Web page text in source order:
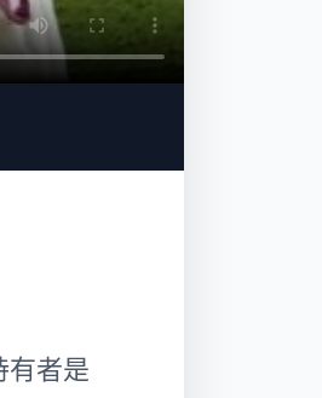
有者是